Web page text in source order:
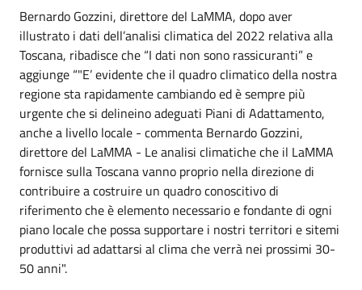
Bernardo Gozzini, direttore del LaMMA, dopo aver
illustrato i dati dell’analisi climatica del 2022 relativa alla
Toscana, ribadisce che “I dati non sono rassicuranti” e
aggiunge “"E’ evidente che il quadro climatico della nostra
regione sta rapidamente cambiando ed è sempre più
urgente che si delineino adeguati Piani di Adattamento,
anche a livello locale - commenta Bernardo Gozzini,
direttore del LaMMA - Le analisi climatiche che il LaMMA
fornisce sulla Toscana vanno proprio nella direzione di
contribuire a costruire un quadro conoscitivo di
riferimento che è elemento necessario e fondante di ogni
piano locale che possa supportare i nostri territori e sitemi
produttivi ad adattarsi al clima che verrà nei prossimi 30-
50 anni".